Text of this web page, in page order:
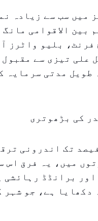
میں سب سے زیادہ
الاقوامی مانگ
بلیو واٹرز
علی تیزی سے مقبول
طویل مدتی سرمایہ
کی بڑھوتری
دبئی کی ساحلی پراپرٹیز اوسطاً ۳۰-۶۰ فیصد تک
میں، یہ فرق اس
اور برانڈڈ
دکھایا ہے، جو